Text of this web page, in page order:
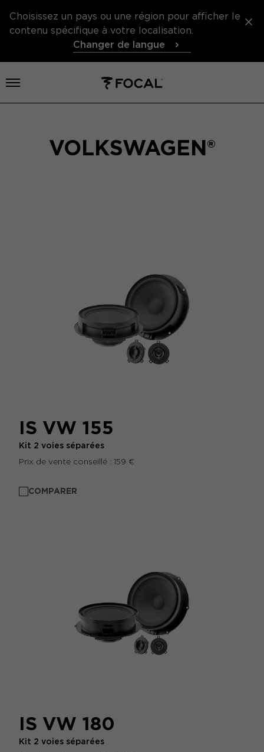
Choisissez un pays ou une région pour afficher le
contenu spécifique à votre localisation.
Changer de langue
Ouvrir le menu
VOLKSWAGEN®
IS VW 155
Kit 2 voies séparées
Prix de vente conseillé : 159 €
COMPARER
IS VW 180
Kit 2 voies séparées